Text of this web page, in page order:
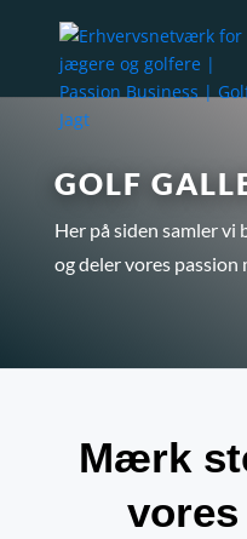
GOLF
Her på siden samler
og deler vores passion
Mærk